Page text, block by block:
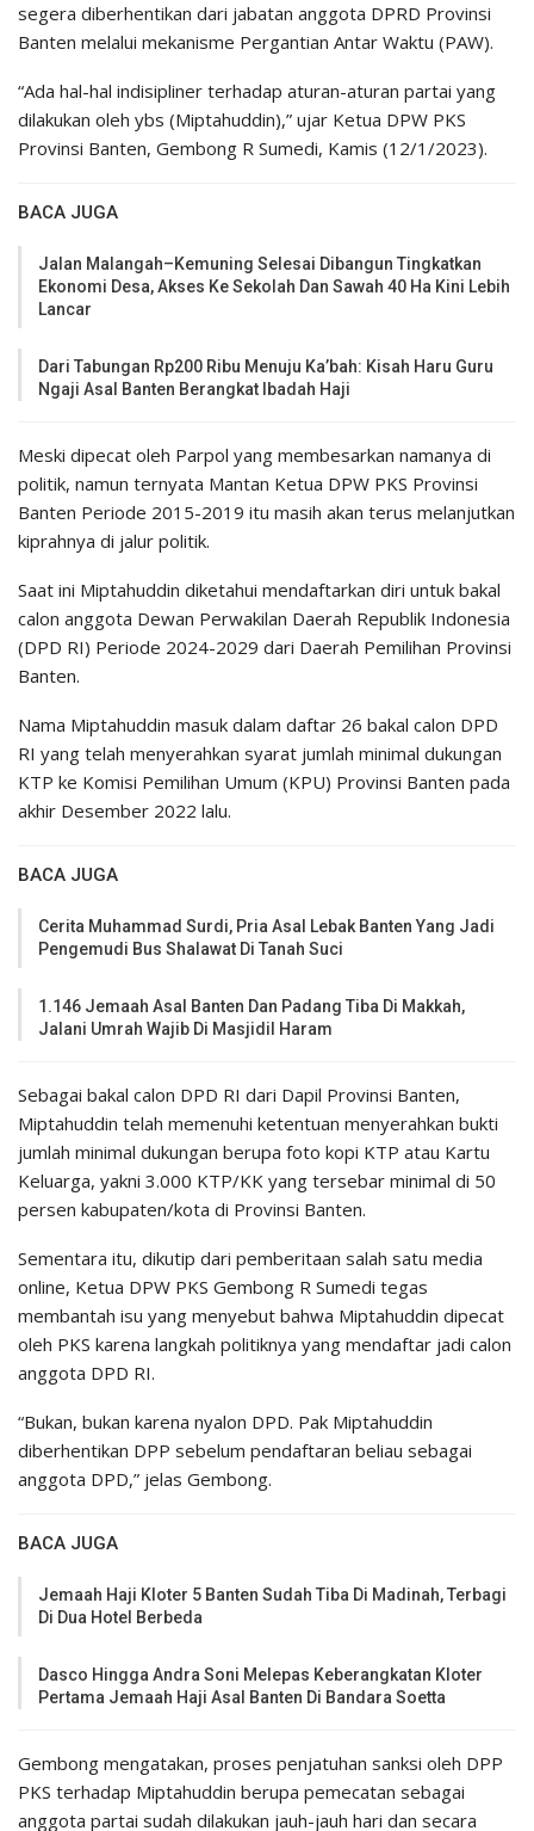
segera diberhentikan dari jabatan anggota DPRD Provinsi
Banten melalui mekanisme Pergantian Antar Waktu (PAW).
“Ada hal-hal indisipliner terhadap aturan-aturan partai yang
dilakukan oleh ybs (Miptahuddin),” ujar Ketua DPW PKS
Provinsi Banten, Gembong R Sumedi, Kamis (12/1/2023).
BACA JUGA
Jalan Malangah–Kemuning Selesai Dibangun Tingkatkan
Ekonomi Desa, Akses Ke Sekolah Dan Sawah 40 Ha Kini Lebih
Lancar
Dari Tabungan Rp200 Ribu Menuju Ka’bah: Kisah Haru Guru
Ngaji Asal Banten Berangkat Ibadah Haji
Meski dipecat oleh Parpol yang membesarkan namanya di
politik, namun ternyata Mantan Ketua DPW PKS Provinsi
Banten Periode 2015-2019 itu masih akan terus melanjutkan
kiprahnya di jalur politik.
Saat ini Miptahuddin diketahui mendaftarkan diri untuk bakal
calon anggota Dewan Perwakilan Daerah Republik Indonesia
(DPD RI) Periode 2024-2029 dari Daerah Pemilihan Provinsi
Banten.
Nama Miptahuddin masuk dalam daftar 26 bakal calon DPD
RI yang telah menyerahkan syarat jumlah minimal dukungan
KTP ke Komisi Pemilihan Umum (KPU) Provinsi Banten pada
akhir Desember 2022 lalu.
BACA JUGA
Cerita Muhammad Surdi, Pria Asal Lebak Banten Yang Jadi
Pengemudi Bus Shalawat Di Tanah Suci
1.146 Jemaah Asal Banten Dan Padang Tiba Di Makkah,
Jalani Umrah Wajib Di Masjidil Haram
Sebagai bakal calon DPD RI dari Dapil Provinsi Banten,
Miptahuddin telah memenuhi ketentuan menyerahkan bukti
jumlah minimal dukungan berupa foto kopi KTP atau Kartu
Keluarga, yakni 3.000 KTP/KK yang tersebar minimal di 50
persen kabupaten/kota di Provinsi Banten.
Sementara itu, dikutip dari pemberitaan salah satu media
online, Ketua DPW PKS Gembong R Sumedi tegas
membantah isu yang menyebut bahwa Miptahuddin dipecat
oleh PKS karena langkah politiknya yang mendaftar jadi calon
anggota DPD RI.
“Bukan, bukan karena nyalon DPD. Pak Miptahuddin
diberhentikan DPP sebelum pendaftaran beliau sebagai
anggota DPD,” jelas Gembong.
BACA JUGA
Jemaah Haji Kloter 5 Banten Sudah Tiba Di Madinah, Terbagi
Di Dua Hotel Berbeda
Dasco Hingga Andra Soni Melepas Keberangkatan Kloter
Pertama Jemaah Haji Asal Banten Di Bandara Soetta
Gembong mengatakan, proses penjatuhan sanksi oleh DPP
PKS terhadap Miptahuddin berupa pemecatan sebagai
anggota partai sudah dilakukan jauh-jauh hari dan secara